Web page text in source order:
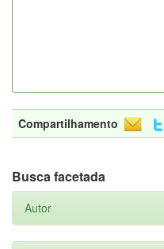
Compartilhamento
Busca facetada
Autor